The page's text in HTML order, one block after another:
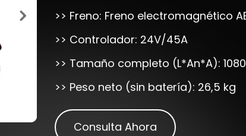
>> Freno: Freno electromagnético
>> Controlador: 24V/45A
>> Tamaño completo (L*An*A):
>> Peso neto (sin batería): 26,5 kg
Consulta Ahora